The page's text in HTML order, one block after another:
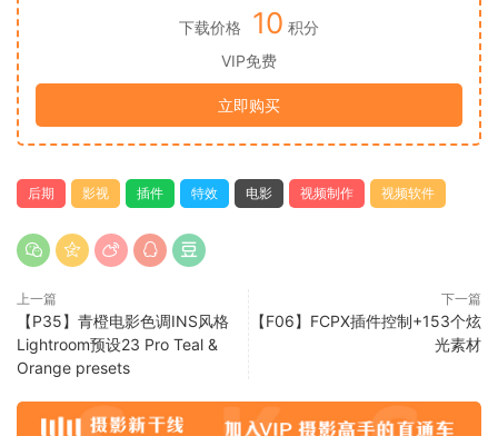
下载价格 10 积分
VIP免费
立即购买
后期 影视 插件 特效 电影 视频制作 视频软件
上一篇
【P35】青橙电影色调INS风格
Lightroom预设23 Pro Teal &
Orange presets
下一篇
【F06】FCPX插件控制+153个炫
光素材